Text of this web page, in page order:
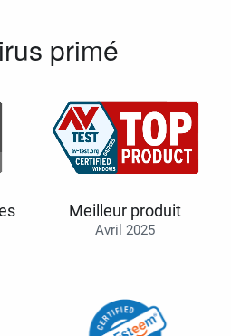
primé
Meilleur produit
Avril 2025